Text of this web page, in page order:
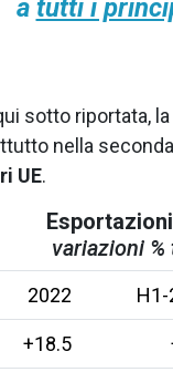
a tutti i
sotto riportata, la
nella
UE.
variazioni
2022
+18.5